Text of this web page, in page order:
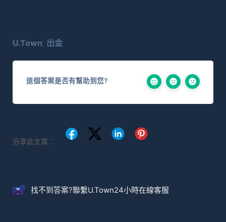
U.Town 出金
這個答案是否有幫助到您?
分享此文章：
找不到答案?聯繫U.Town24小時在線客服